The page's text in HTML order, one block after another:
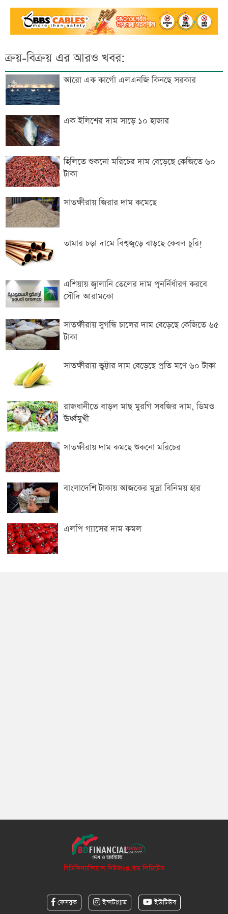
ক্রয়-বিক্রয় এর আরও খবর:
আরো এক কার্গো এলএনজি কিনছে সরকার
এক ইলিশের দাম সাড়ে ১০ হাজার
হিলিতে শুকনো মরিচের দাম বেড়েছে কেজিতে ৬০
টাকা
সাতক্ষীরায় জিরার দাম ক‌মে‌ছে
তামার চড়া দামে বিশ্বজুড়ে বাড়ছে কেবল চুরি!
এশিয়ায় জ্বালানি তেলের দাম পুনর্নির্ধারণ করবে
সৌদি আরামকো
সাতক্ষীরায় সুগন্ধি চালের দাম বেড়েছে কেজিতে ৬৫
টাকা
সাতক্ষীরায় ভুট্টার দাম বেড়েছে প্রতি মণে ৬০ টাকা
রাজধানীতে বাড়ল মাছ মুরগি সবজির দাম, ডিমও
ঊর্ধ্বমুখী
সাতক্ষীরা‌য় দাম ক‌ম‌ছে শুকনো ম‌রি‌চের
বাংলাদেশি টাকায় আজকের মুদ্রা বিনিময় হার
এলপি গ্যাসের দাম কমল
বিডিফিন্যান্সিয়াল নিউজ২৪.কম লিমিটেড
ফেসবুক ইন্সটাগ্রাম ইউটিউব